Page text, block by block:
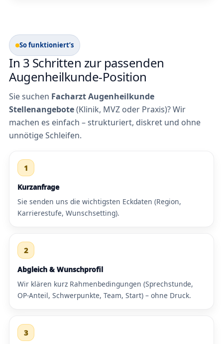
So funktioniert’s
In 3 Schritten zur passenden
Augenheilkunde-Position
Sie suchen Facharzt Augenheilkunde
Stellenangebote(Klinik, MVZ oder Praxis)? Wir
machen es einfach – strukturiert, diskret und ohne
unnötige Schleifen.
1
Kurzanfrage
Sie senden uns die wichtigsten Eckdaten (Region,
Karrierestufe, Wunschsetting).
2
Abgleich & Wunschprofil
Wir klären kurz Rahmenbedingungen (Sprechstunde,
OP-Anteil, Schwerpunkte, Team, Start) – ohne Druck.
3